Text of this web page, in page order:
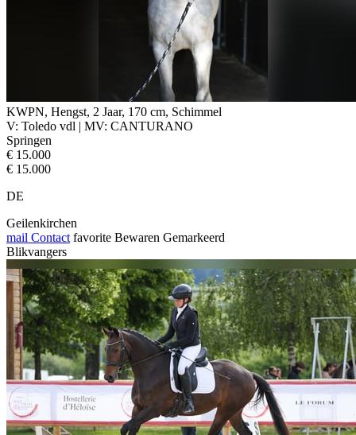
KWPN, Hengst, 2 Jaar, 170 cm, Schimmel
V: Toledo vdl | MV: CANTURANO
Springen
€ 15.000
€ 15.000
DE
Geilenkirchen
mail Contact favorite Bewaren Gemarkeerd
Blikvangers